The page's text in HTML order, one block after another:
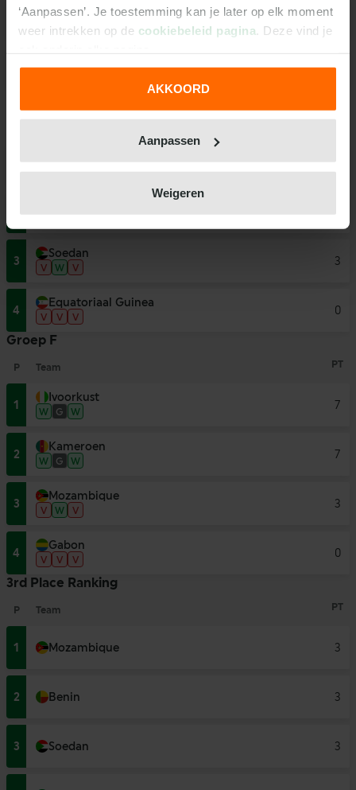
‘Aanpassen’. Je toestemming kan je later op elk moment
weer intrekken op de cookiebeleid pagina . Deze vind je
We werken samen met31 derdendie uw gegevens
AKKOORD
Aanpassen
Weigeren
Benin
W V
0
PT
W W W
9
3
Soedan
V W V
3
4
Equatoriaal Guinea
V V V
0
Groep F
P Team PT
1
Ivoorkust
W G W
7
2
Kameroen
W G W
7
3
Mozambique
V W V
3
4
Gabon
V V V
0
3rd Place Ranking
P Team PT
1 Mozambique 3
2 Benin 3
3 Soedan 3